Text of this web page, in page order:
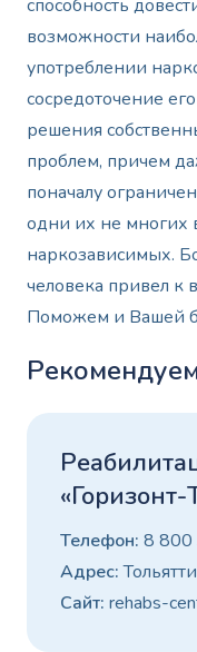
способность
возможности
употреблении
сосредоточение
решения
проблем, причем
поначалу
одни их не многих
наркозависимых.
человека привел к
Поможем и Вашей
«Горизонт-
Телефон: 8
Адрес:
Сайт: rehabs-